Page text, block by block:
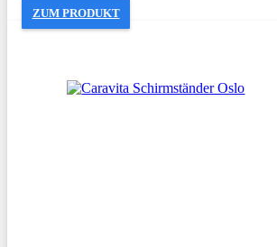
ZUM PRODUKT